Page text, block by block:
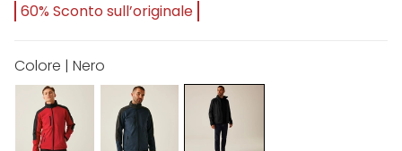
60% Sconto sull’originale
Colore | Nero